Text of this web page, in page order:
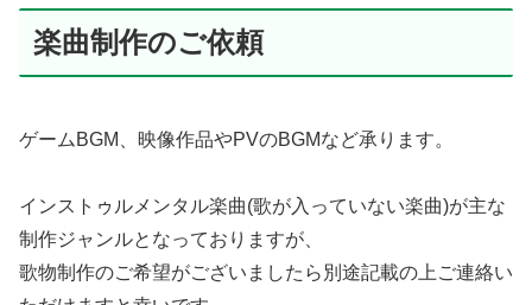
楽曲制作のご依頼
ゲームBGM、映像作品やPVのBGMなど承ります。
インストゥルメンタル楽曲(歌が入っていない楽曲)が主な
制作ジャンルとなっておりますが、
歌物制作のご希望がございましたら別途記載の上ご連絡い